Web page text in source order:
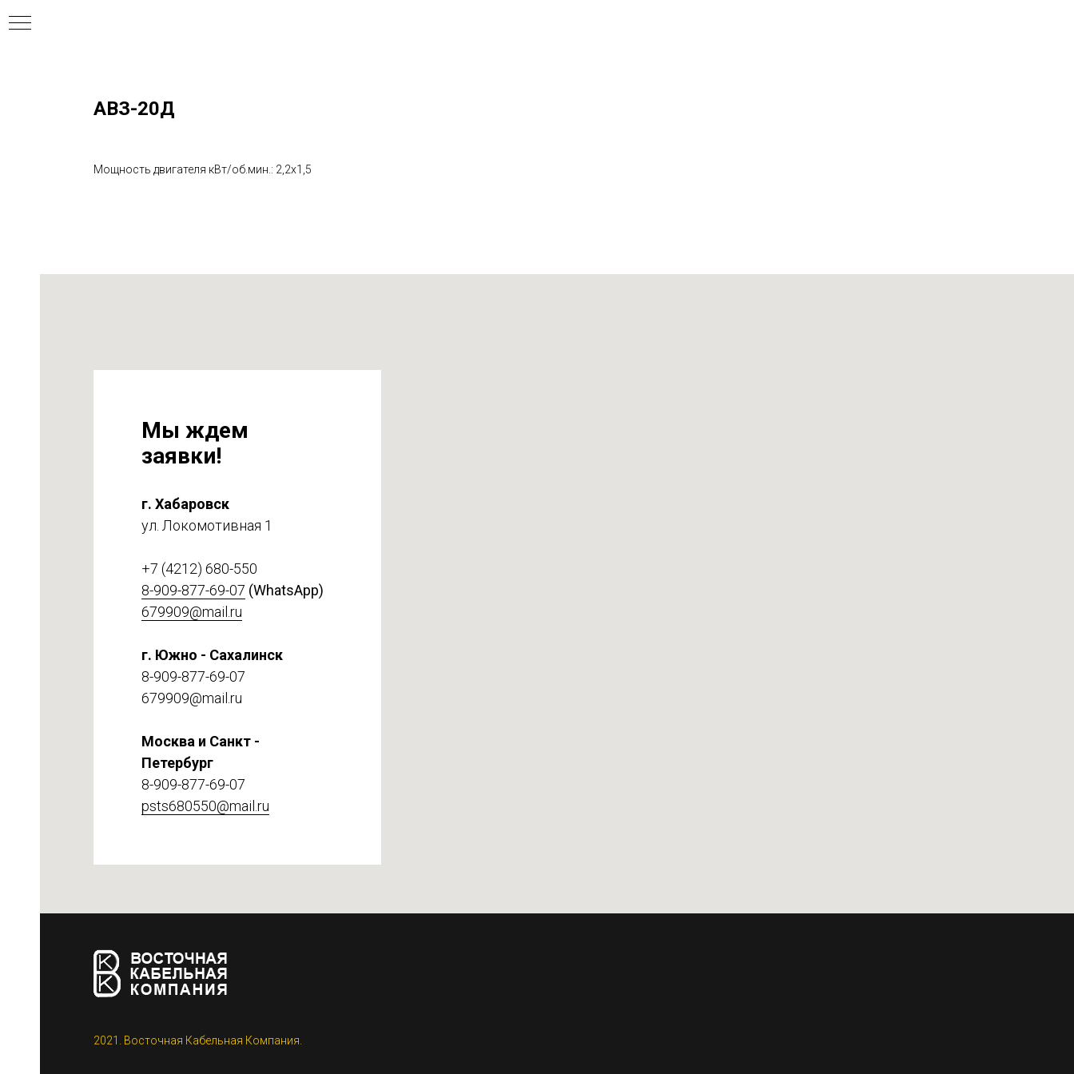
АВЗ-20Д
Мощность двигателя кВт/об.мин.: 2,2х1,5
Мы ждем
заявки!
г. Хабаровск
ул. Локомотивная 1
+7 (4212) 680-550
8-909-877-69-07 (WhatsApp)
679909@mail.ru
г. Южно - Сахалинск
8-909-877-69-07
679909@mail.ru
Москва и Санкт -
Петербург
8-909-877-69-07
psts680550@mail.ru
2021. Восточная Кабельная Компания.